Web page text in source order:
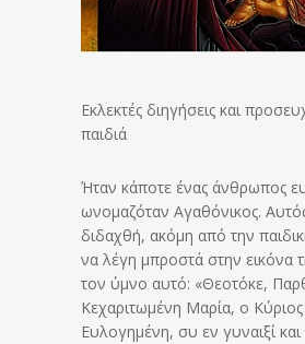
Εκλεκτές διηγήσεις και
παιδιά
Ήταν κάποτε ένας άνθρωπος
ωνομαζόταν Αγαθόνικος.
διδαχθή, ακόμη από την
να λέγη μπροστά στην εικόνα
τον ύμνο αυτό: «Θεοτόκε,
Κεχαριτωμένη Μαρία, ο
Ευλογημένη, συ εν γυναιξί